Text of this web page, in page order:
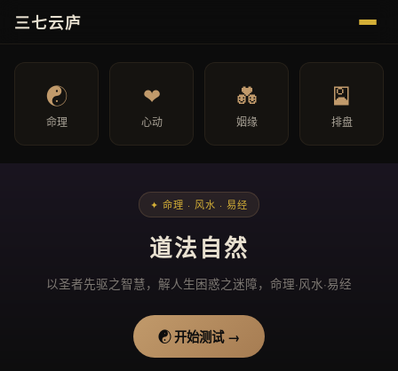
三七云庐
☯
命理
❤
心动
💑
姻缘
🎴
排盘
✦ 命理 · 风水 · 易经
道法自然
以圣者先驱之智慧，解人生困惑之迷障，命理·风水·易经
☯ 开始测试 →